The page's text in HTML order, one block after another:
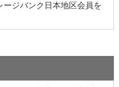
ジバンク日本地区会員を